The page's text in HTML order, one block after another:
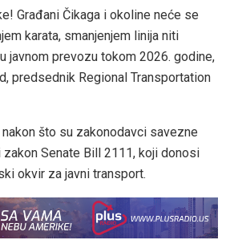
Građani Čikaga i okoline neće se
karata, smanjenjem linija niti
javnom prevozu tokom 2026. godine,
predsednik Regional Transportation
što su zakonodavci savezne
Senate Bill 2111, koji donosi
okvir za javni transport.